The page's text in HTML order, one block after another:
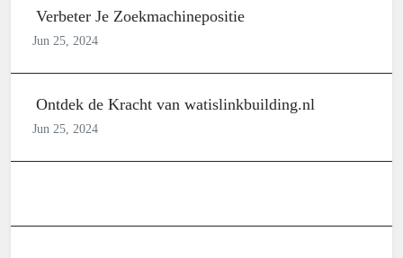
Verbeter Je Zoekmachinepositie
Jun 25, 2024
Ontdek de Kracht van watislinkbuilding.nl
Jun 25, 2024